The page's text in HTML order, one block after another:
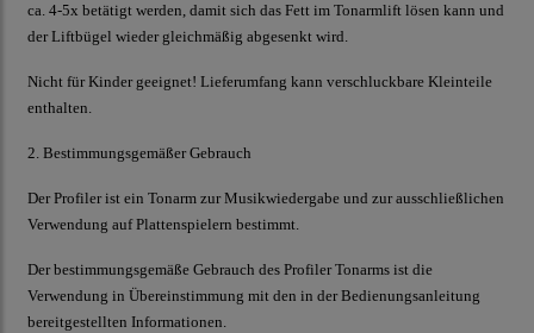
ca. 4-5x betätigt werden, damit sich das Fett im Tonarmlift lösen kann und
der Liftbügel wieder gleichmäßig abgesenkt wird.
Nicht für Kinder geeignet! Lieferumfang kann verschluckbare Kleinteile
enthalten.
2. Bestimmungsgemäßer Gebrauch
Der Profiler ist ein Tonarm zur Musikwiedergabe und zur ausschließlichen
Verwendung auf Plattenspielern bestimmt.
Der bestimmungsgemäße Gebrauch des Profiler Tonarms ist die
Verwendung in Übereinstimmung mit den in der Bedienungsanleitung
bereitgestellten Informationen.